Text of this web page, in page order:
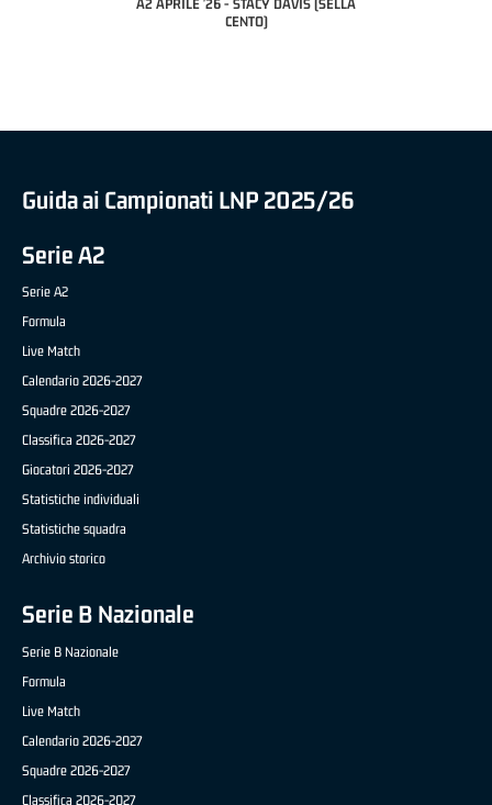
A2 APRILE '26 - STACY DAVIS (SELLA
CENTO)
Guida ai Campionati LNP 2025/26
Serie A2
Serie A2
Formula
Live Match
Calendario 2026-2027
Squadre 2026-2027
Classifica 2026-2027
Giocatori 2026-2027
Statistiche individuali
Statistiche squadra
Archivio storico
Serie B Nazionale
Serie B Nazionale
Formula
Live Match
Calendario 2026-2027
Squadre 2026-2027
Classifica 2026-2027